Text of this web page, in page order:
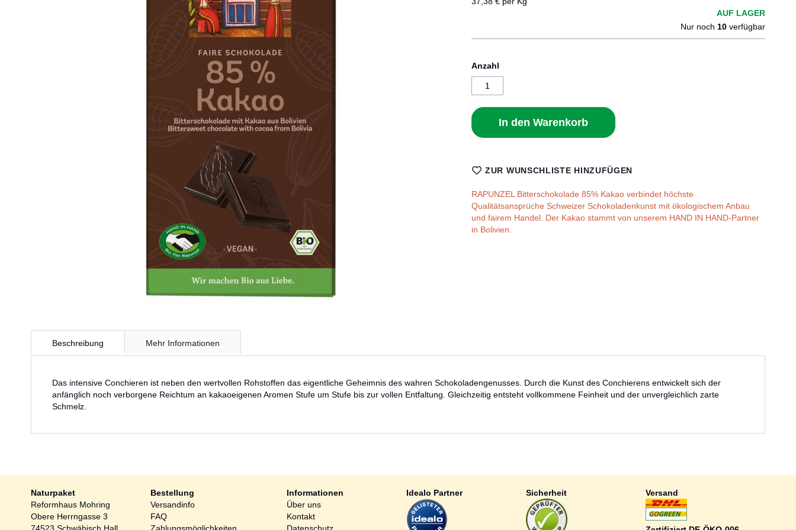
AUF LAGER
Nur noch 10 verfügbar
Anzahl
In den Warenkorb
ZUR WUNSCHLISTE HINZUFÜGEN
RAPUNZEL Bitterschokolade 85% Kakao verbindet höchste
Qualitätsansprüche Schweizer Schokoladenkunst mit ökologischem Anbau
und fairem Handel. Der Kakao stammt von unserem HAND IN HAND-Partner
in Bolivien.
Anfang
Bildergalerie
Beschreibung
Das intensive Conchieren ist neben den wertvollen Rohstoffen das eigentliche Geheimnis des wahren Schokoladengenusses. Durch die Kunst des Conchierens entwickelt sich der
anfänglich noch verborgene Reichtum an kakaoeigenen Aromen Stufe um Stufe bis zur vollen Entfaltung. Gleichzeitig entsteht vollkommene Feinheit und der unvergleichlich zarte
Schmelz.
Mehr Informationen
Naturpaket
Reformhaus Mohring
Obere Herrngasse 3
Bestellung
Versandinfo
FAQ
Informationen
Über uns
Kontakt
Idealo Partner Sicherheit Versand